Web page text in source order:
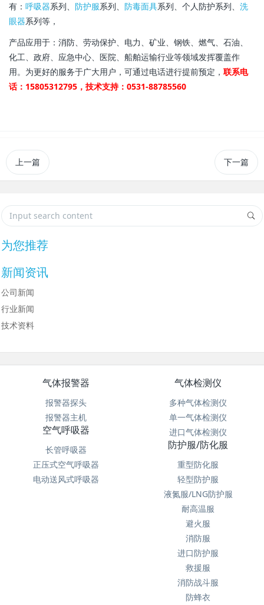
有： 呼吸器系列、 防护服系列、 防毒面具系列、个人防护系列、 洗
眼器系列等，
产品应用于：消防、劳动保护、电力、矿业、钢铁、燃气、石油、
化工、政府、应急中心、医院、船舶运输行业等领域发挥覆盖作
用。为更好的服务于广大用户，可通过电话进行提前预定， 联系电
话：15805312795，技术支持：0531-88785560
上一篇 下一篇
为您推荐
新闻资讯
公司新闻
行业新闻
技术资料
气体报警器
报警器探头
报警器主机
气体检测仪
多种气体检测仪
单一气体检测仪
进口气体检测仪
空气呼吸器
长管呼吸器
正压式空气呼吸器
电动送风式呼吸器
防护服/防化服
重型防化服
轻型防护服
液氮服/LNG防护服
耐高温服
避火服
消防服
进口防护服
救援服
消防战斗服
防蜂衣